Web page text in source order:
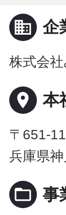
business 企
株式会
place 本
〒651-
兵庫県
folder_open 事